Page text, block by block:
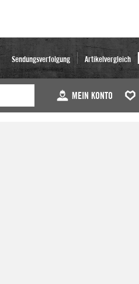
Sendungsverfolgung Artikelvergleich
MEIN KONTO